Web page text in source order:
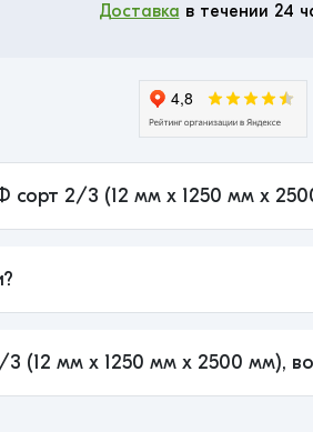
Доставка в течении 24
сорт 2/3 (12 мм x 1250 мм x
(12 мм x 1250 мм x 2500 мм),